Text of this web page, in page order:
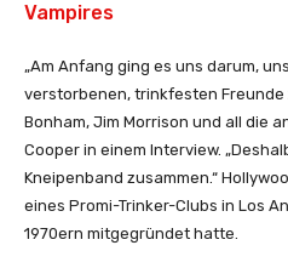
Vampires
„Am Anfang ging es uns darum,
verstorbenen, trinkfesten Freunde
Bonham, Jim Morrison und all die
Cooper in einem Interview.
Kneipenband zusammen.“
eines Promi-Trinker-Clubs in Los
1970ern mitgegründet hatte.